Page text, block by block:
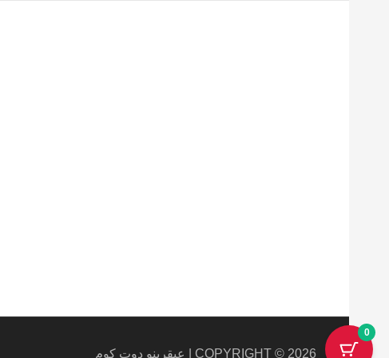
COPYRIGHT © 2026 | عبقرينو دوت كوم
0